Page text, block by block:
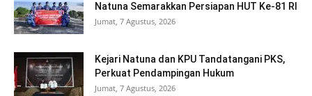
Natuna Semarakkan Persiapan HUT Ke-81 RI
Jumat, 7 Agustus, 2026
Kejari Natuna dan KPU Tandatangani PKS,
Perkuat Pendampingan Hukum
Jumat, 7 Agustus, 2026